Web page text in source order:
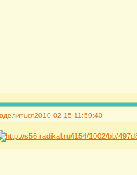
2010-02-15 11:59:40